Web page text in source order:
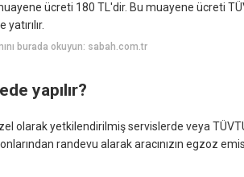
ücreti 180 TL'dir. Bu muayene ücreti
burada okuyun: sabah.com.tr
yapılır?
olarak yetkilendirilmiş servislerde veya
randevu alarak aracınızın egzoz